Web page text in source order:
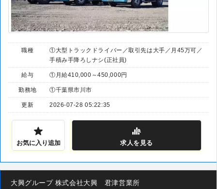
職種
①大型トラックドライバー／取引先は大手／月45万可／
手積み手降ろしナシ(正社員)
給与 ①月給410,000～450,000円
勤務地 ①千葉県市川市
更新 2026-07-28 05:22:35
お気に入り追加 求人を見る
大興グループ 株式会社大興 君津営業所